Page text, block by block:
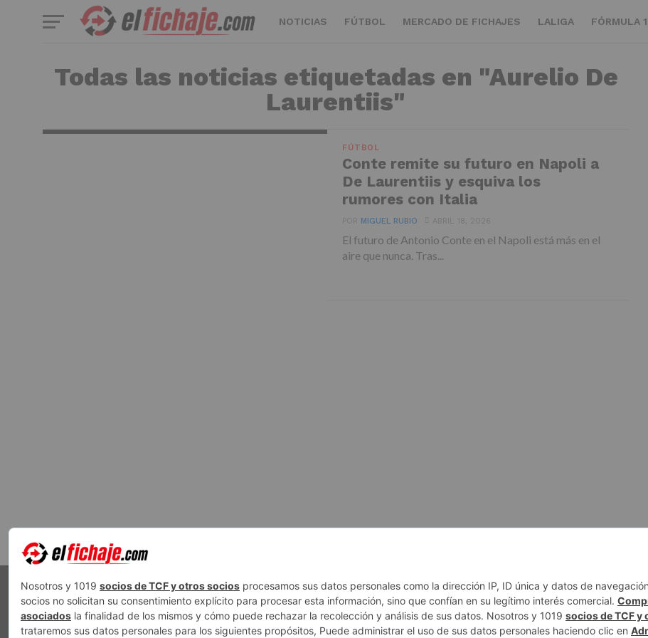
NOTICIAS FÚTBOL MERCADO DE FICHAJES LALIGA FÓRMULA 1
Todas las noticias etiquetadas en "Aurelio De
Laurentiis"
FÚTBOL
Conte remite su futuro en Napoli a
De Laurentiis y esquiva los
rumores con Italia
POR MIGUEL RUBIO ABRIL 18, 2026
El futuro de Antonio Conte en el Napoli está más en el
aire que nunca. Tras...
PUBLICIDAD AVISO LEGAL POLÍTICA DE PRIVACIDAD AUTORES CONTACTO POLÍTICA EDITORIAL